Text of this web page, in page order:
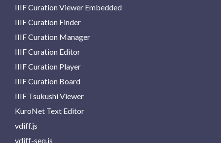
IIIF Curation Viewer Embedded
IIIF Curation Finder
IIIF Curation Manager
IIIF Curation Editor
IIIF Curation Player
IIIF Curation Board
IIIF Tsukushi Viewer
KuroNet Text Editor
vdiff.js
vdiff-seq.js